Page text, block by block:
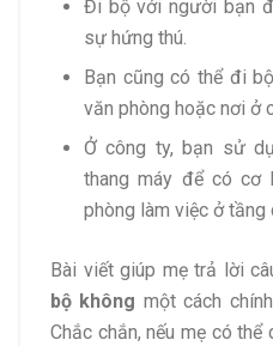
Đi bộ với người bạn
sự hứng thú.
Bạn cũng có thể đi
văn phòng hoặc nơi ở
Ở công ty, bạn sử
thang máy để có cơ
phòng làm việc ở tầng
Bài viết giúp mẹ trả lời
bộ không một cách
Chắc chắn, nếu mẹ có